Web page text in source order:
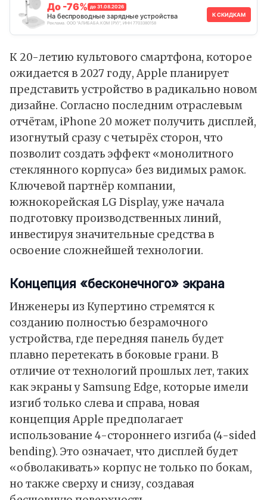
До -76% до 31.08.2026
На беспроводные зарядные устройства
Реклама. ООО "АЛИБАБА.КОМ (РУ)", ИНН 7703380158
К СКИДКАМ
К 20-летию культового смартфона, которое
ожидается в 2027 году, Apple планирует
представить устройство в радикально новом
дизайне. Согласно последним отраслевым
отчётам, iPhone 20 может получить дисплей,
изогнутый сразу с четырёх сторон, что
позволит создать эффект «монолитного
стеклянного корпуса» без видимых рамок.
Ключевой партнёр компании,
южнокорейская LG Display, уже начала
подготовку производственных линий,
инвестируя значительные средства в
освоение сложнейшей технологии.
Концепция «бесконечного» экрана
Инженеры из Купертино стремятся к
созданию полностью безрамочного
устройства, где передняя панель будет
плавно перетекать в боковые грани. В
отличие от технологий прошлых лет, таких
как экраны у Samsung Edge, которые имели
изгиб только слева и справа, новая
концепция Apple предполагает
использование 4-стороннего изгиба (4-sided
bending). Это означает, что дисплей будет
«обволакивать» корпус не только по бокам,
но также сверху и снизу, создавая